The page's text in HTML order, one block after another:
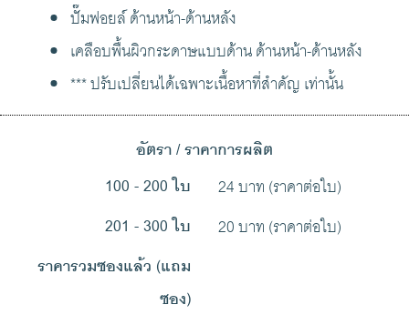
ปั๊มฟอยล์ ด้านหน้า-ด้านหลัง
เคลือบพื้นผิวกระดาษแบบด้าน ด้านหน้า-ด้านหลัง
*** ปรับเปลี่ยนได้เฉพาะเนื้อหาที่สำคัญ เท่านั้น
อัตรา / ราคาการผลิต
100 - 200 ใบ
24 บาท (ราคาต่อใบ)
201 - 300 ใบ 20 บาท (ราคาต่อใบ)
ราคารวมซองแล้ว (แถม
ซอง)